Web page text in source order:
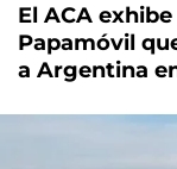
El ACA
Papamóvil
a Argentina